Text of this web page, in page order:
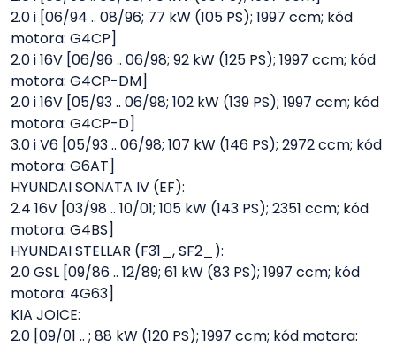
2.0 i [06/94 .. 08/96; 77 kW (105 PS); 1997 ccm; kód
motora: G4CP]
2.0 i 16V [06/96 .. 06/98; 92 kW (125 PS); 1997 ccm; kód
motora: G4CP-DM]
2.0 i 16V [05/93 .. 06/98; 102 kW (139 PS); 1997 ccm; kód
motora: G4CP-D]
3.0 i V6 [05/93 .. 06/98; 107 kW (146 PS); 2972 ccm; kód
motora: G6AT]
HYUNDAI SONATA IV (EF):
2.4 16V [03/98 .. 10/01; 105 kW (143 PS); 2351 ccm; kód
motora: G4BS]
HYUNDAI STELLAR (F31_, SF2_):
2.0 GSL [09/86 .. 12/89; 61 kW (83 PS); 1997 ccm; kód
motora: 4G63]
KIA JOICE:
2.0 [09/01 .. ; 88 kW (120 PS); 1997 ccm; kód motora: